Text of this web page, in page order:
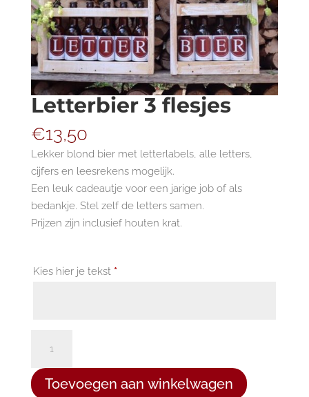
Letterbier 3 flesjes
€13,50
Lekker blond bier met letterlabels, alle letters,
cijfers en leesrekens mogelijk.
Een leuk cadeautje voor een jarige job of als
bedankje. Stel zelf de letters samen.
Prijzen zijn inclusief houten krat.
Kies hier je tekst *
flesjes
aantalToevoegen aan winkelwagen